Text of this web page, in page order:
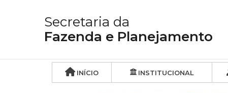
Secretaria da
Fazenda e Planejamento
INÍCIO INSTITUCIONAL